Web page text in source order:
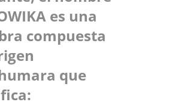
es una
compuesta
que